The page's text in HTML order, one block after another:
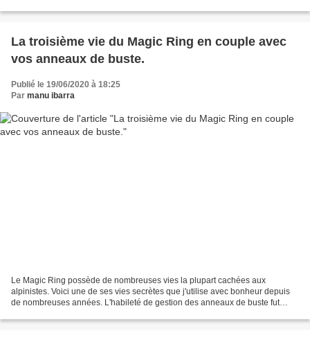
La troisième vie du Magic Ring en couple avec
vos anneaux de buste.
Publié le 19/06/2020 à 18:25
Par manu ibarra
Le Magic Ring possède de nombreuses vies la plupart cachées aux
alpinistes. Voici une de ses vies secrètes que j'utilise avec bonheur depuis
de nombreuses années. L'habileté de gestion des anneaux de buste fut